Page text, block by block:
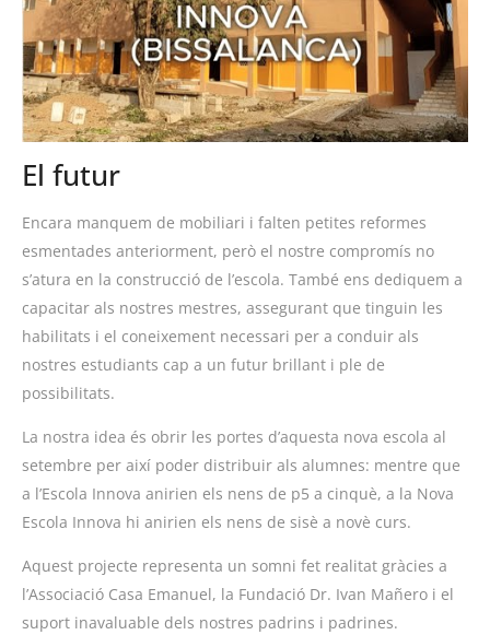
El futur
Encara manquem de mobiliari i falten petites reformes
esmentades anteriorment, però el nostre compromís no
s’atura en la construcció de l’escola. També ens dediquem a
capacitar als nostres mestres, assegurant que tinguin les
habilitats i el coneixement necessari per a conduir als
nostres estudiants cap a un futur brillant i ple de
possibilitats.
La nostra idea és obrir les portes d’aquesta nova escola al
setembre per així poder distribuir als alumnes: mentre que
a l’Escola Innova anirien els nens de p5 a cinquè, a la Nova
Escola Innova hi anirien els nens de sisè a novè curs.
Aquest projecte representa un somni fet realitat gràcies a
l’Associació Casa Emanuel, la Fundació Dr. Ivan Mañero i el
suport inavaluable dels nostres padrins i padrines.